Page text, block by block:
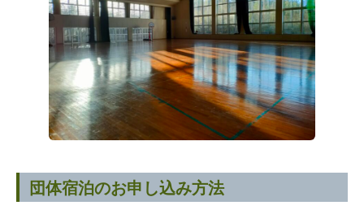
団体宿泊のお申し込み方法